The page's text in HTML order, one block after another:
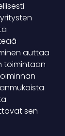
auttaa
toimintaan
sen